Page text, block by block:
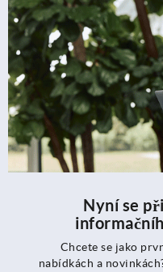
Nyní se
Chcete se jako
nabídkách a